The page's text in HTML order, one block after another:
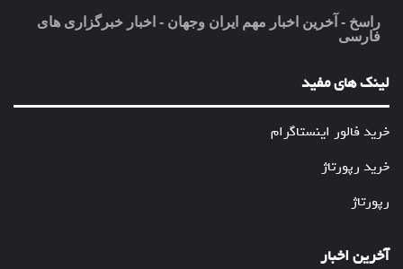
راسخ - آخرین اخبار مهم ایران وجهان - اخبار خبرگزاری های
فارسی
لینک های مفید
خرید فالور اینستاگرام
خرید رپورتاژ
رپورتاژ
آخرین اخبار